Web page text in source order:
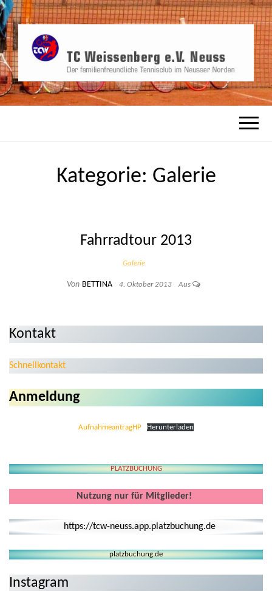
TC
WEISSENBERG
E.V. NEUSS
TCW, der familienfreundliche Tennisverein
in Neusser Norden
Kategorie: Galerie
Fahrradtour 2013
Galerie
Von BETTINA 4. Oktober 2013 Aus
Kontakt
Schnellkontakt
Anmeldung
AufnahmeantragHP Herunterladen
PLATZBUCHUNG
Nutzung nur für Mitglieder!
https://tcw-neuss.app.platzbuchung.de
platzbuchung.de
Instagram